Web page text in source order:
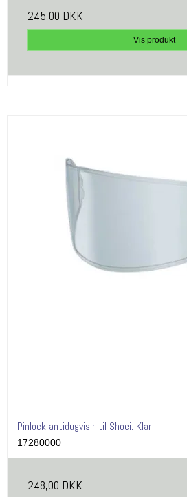
245,00 DKK
Vis produkt
Pinlock antidugvisir til Shoei. Klar
17280000
248,00 DKK